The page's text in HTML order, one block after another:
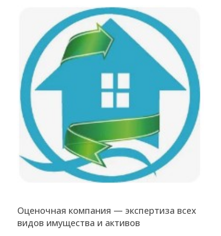
Оценочная компания — экспертиза всех
видов имущества и активов